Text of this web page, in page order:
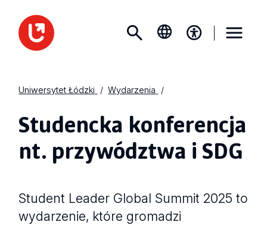
Uniwersytet Łódzki Wydarzenia
Studencka konferencja
nt. przywództwa i SDG
Student Leader Global Summit 2025 to
wydarzenie, które gromadzi